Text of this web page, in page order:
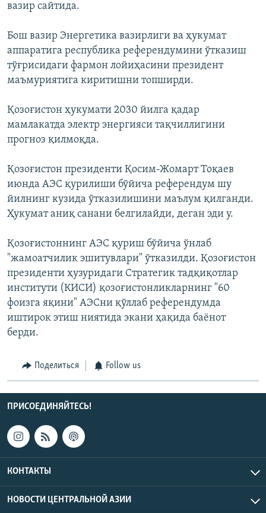
вазир сайтида.
Бош вазир Энергетика вазирлиги ва ҳукумат
аппаратига республика референдумини ўтказиш
тўғрисидаги фармон лойиҳасини президент
маъмуриятига киритишни топширди.
Қозоғистон ҳукумати 2030 йилга қадар
мамлакатда электр энергияси тақчиллигини
прогноз қилмоқда.
Қозоғистон президенти Қосим-Жомарт Тоқаев
июнда АЭС қурилиши бўйича референдум шу
йилнинг кузида ўтказилишини маълум қилганди.
Ҳукумат аниқ санани белгилайди, деган эди у.
Қозоғистоннинг АЭС қуриш бўйича ўнлаб
"жамоатчилик эшитувлари" ўтказилди. Қозоғистон
президенти ҳузуридаги Стратегик тадқиқотлар
институти (КИСИ) қозоғистонликларнинг "60
фоизга яқини" АЭСни қўллаб референдумда
иштирок этиш ниятида экани ҳақида баёнот
берди.
Поделиться Follow us
ПРИСОЕДИНЯЙТЕСЬ!
КОНТАКТЫ
НОВОСТИ ЦЕНТРАЛЬНОЙ АЗИИ